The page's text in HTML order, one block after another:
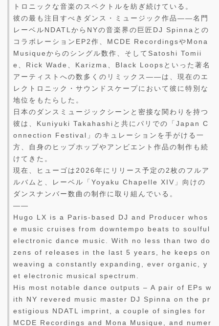
トロニックな音楽のスペクトルを紡ぎ続けている。
彼の最も注目すべきダンス・ミュージック作品——名門
レーベルNDATLからNYの音楽界の巨匠DJ Spinnaとの
コラボレーションEP2作、MCDE RecordingsやMona
Musiqueからのシングル数作、そしてSatoshi Tomii
e、Rick Wade、Karizma、Black Loopsといった著名
アーティストへの数多くのリミックス——は、現在のエ
レクトロニック・サウンドスケープにおいて彼に特別な
地位をもたらした。
日本のダンスミュージックシーンと密接な関わりを持つ
彼は、Kuniyuki Takahashiと共にパリでの「Japan C
onnection Festival」のキュレーションを手がける一
方、自身のヒップホップやアンビエント作品の制作も続
けてきた。
現在、ヒューゴは2026年にリリース予定の2枚のフルア
ルバムと、レーベル「Yoyaku Chapelle XIV」向けの
ダンスナンバー数曲の制作に取り組んでいる。
——
Hugo LX is a Paris-based DJ and Producer whos
e music cruises from downtempo beats to soulful
electronic dance music. With no less than two do
zens of releases in the last 5 years, he keeps on
weaving a constantly expanding, ever organic, y
et electronic musical spectrum.
His most notable dance outputs – A pair of EPs w
ith NY revered music master DJ Spinna on the pr
estigious NDATL imprint, a couple of singles for
MCDE Recordings and Mona Musique, and numer